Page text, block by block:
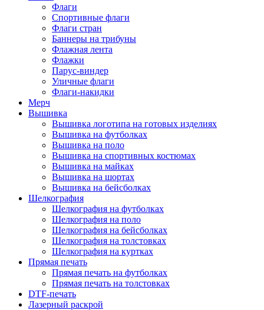
Флаги
Спортивные флаги
Флаги стран
Баннеры на трибуны
Флажная лента
Флажки
Парус-виндер
Уличные флаги
Флаги-накидки
Мерч
Вышивка
Вышивка логотипа на готовых изделиях
Вышивка на футболках
Вышивка на поло
Вышивка на спортивных костюмах
Вышивка на майках
Вышивка на шортах
Вышивка на бейсболках
Шелкография
Шелкография на футболках
Шелкография на поло
Шелкография на бейсболках
Шелкография на толстовках
Шелкография на куртках
Прямая печать
Прямая печать на футболках
Прямая печать на толстовках
DTF-печать
Лазерный раскрой